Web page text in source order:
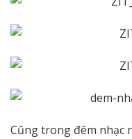
Cũng trong đêm nhạc